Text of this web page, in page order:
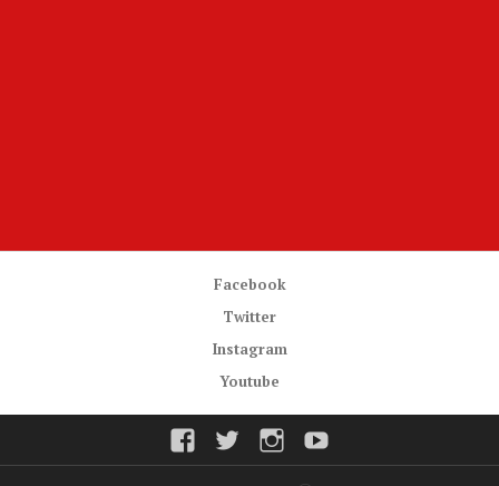
Facebook
Twitter
Instagram
Youtube
FacebookTwitterInstagram